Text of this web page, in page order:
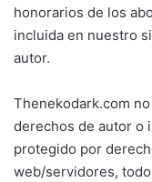
honorarios de los
incluida en nuestro
autor.
Thenekodark.com
derechos de autor o
protegido por
web/servidores,